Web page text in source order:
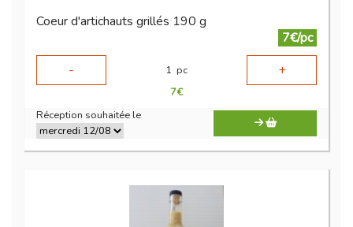
Coeur d'artichauts grillés 190 g
7€/pc
-
1 pc +
7€
Réception souhaitée le